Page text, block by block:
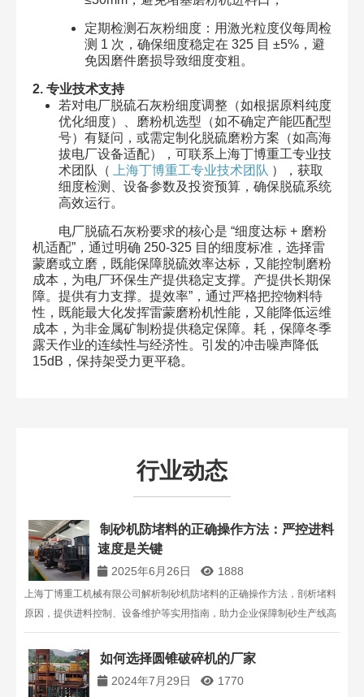
定期检测石灰粉细度：用激光粒度仪每周检
测 1 次，确保细度稳定在 325 目 ±5%，避
免因磨件磨损导致细度变粗。
2. 专业技术支持
若对电厂脱硫石灰粉细度调整（如根据原料纯度
优化细度）、磨粉机选型（如不确定产能匹配型
号）有疑问，或需定制化脱硫磨粉方案（如高海
拔电厂设备适配），可联系上海丁博重工专业技
术团队（
上海丁博重工专业技术团队 ），获取
细度检测、设备参数及投资预算，确保脱硫系统
高效运行。
电厂脱硫石灰粉要求的核心是 “细度达标 + 磨粉
机适配”，通过明确 250-325 目的细度标准，选择雷
蒙磨或立磨，既能保障脱硫效率达标，又能控制磨粉
成本，为电厂环保生产提供稳定支撑。产提供长期保
障。提供有力支撑。提效率”，通过严格把控物料特
性，既能最大化发挥雷蒙磨粉机性能，又能降低运维
成本，为非金属矿制粉提供稳定保障。耗，保障冬季
露天作业的连续性与经济性。引发的冲击噪声降低
15dB，保持架受力更平稳。​
行业动态
制砂机防堵料的正确操作方法：严控进料
速度是关键​
2025年6月26日 1888
上海丁博重工机械有限公司解析制砂机防堵料的正确操作方法，剖析堵料
原因，提供进料控制、设备维护等实用指南，助力企业保障制砂生产线高
效稳定运行。
如何选择圆锥破碎机的厂家
2024年7月29日 1770